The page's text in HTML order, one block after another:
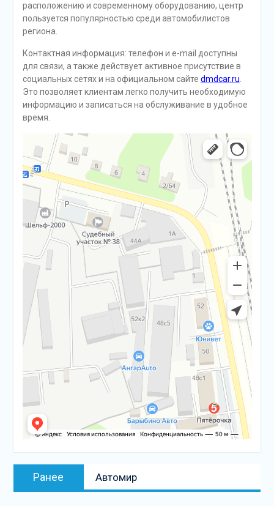
расположению и современному оборудованию, центр
пользуется популярностью среди автомобилистов
региона.
Контактная информация: телефон и e-mail доступны
для связи, а также действует активное присутствие в
социальных сетях и на официальном сайте dmdcar.ru.
Это позволяет клиентам легко получить необходимую
информацию и записаться на обслуживание в удобное
время.
Навигация
Ранее
Предыдущая
запись:
Автомир